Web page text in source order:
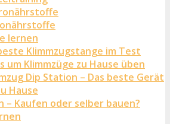
lernen
Klimmzugstange im Test
um Klimmzüge zu Hause üben
Dip Station – Das beste Gerät
Hause
– Kaufen oder selber bauen?